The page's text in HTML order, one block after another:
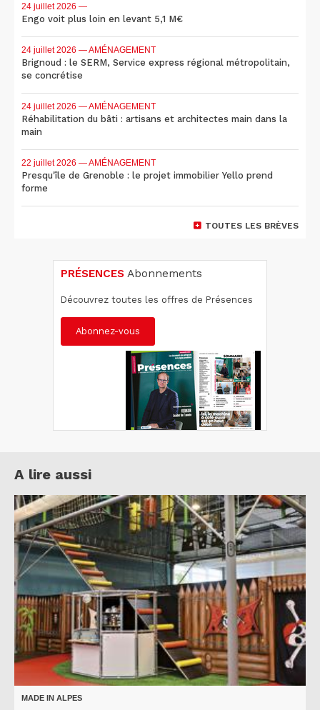
24 juillet 2026 —
Engo voit plus loin en levant 5,1 M€
24 juillet 2026 — AMÉNAGEMENT
Brignoud : le SERM, Service express régional métropolitain,
se concrétise
24 juillet 2026 — AMÉNAGEMENT
Réhabilitation du bâti : artisans et architectes main dans la
main
22 juillet 2026 — AMÉNAGEMENT
Presqu'île de Grenoble : le projet immobilier Yello prend
forme
TOUTES LES BRÈVES
PRÉSENCES Abonnements
Découvrez toutes les offres de Présences
Abonnez-vous
A lire aussi
MADE IN ALPES